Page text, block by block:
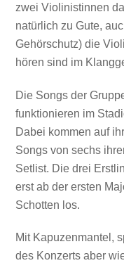
zwei Violinistinnen
natürlich zu Gute,
Gehörschutz) die
hören sind im
Die Songs der
funktionieren im
Dabei kommen auf
Songs von sechs
Setlist. Die drei
erst ab der ersten
Schotten los.
Mit Kapuzenmantel,
des Konzerts aber